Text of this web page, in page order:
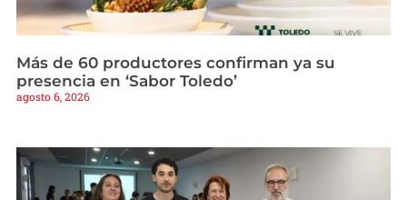
Más de 60 productores confirman ya su
presencia en ‘Sabor Toledo’
agosto 6, 2026